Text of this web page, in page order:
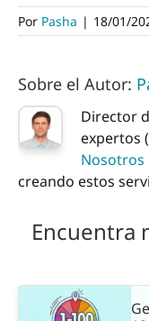
Por Pasha | 18/01/
Sobre el Autor:
Director
expertos
Nosotros
creando estos
Encuentra